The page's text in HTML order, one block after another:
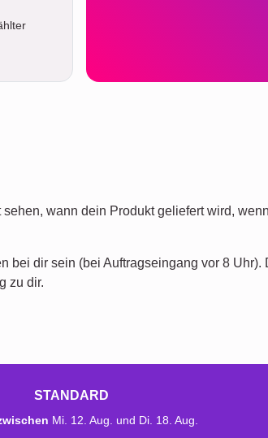
wann dein Produkt geliefert wird,
bei dir sein (bei Auftragseingang vor 8 Uhr).
zu dir.
STANDARD
Mi. 12. Aug. und Di. 18. Aug.